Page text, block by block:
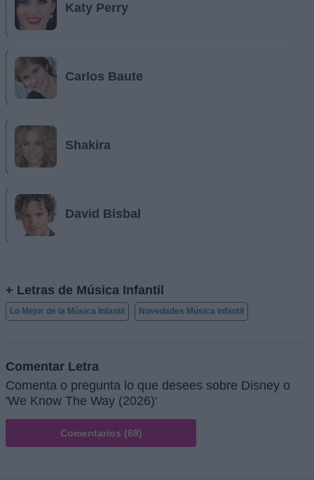
Katy Perry
Carlos Baute
Shakira
David Bisbal
+ Letras de Música Infantil
Lo Mejor de la Música Infantil Novedades Música Infantil
Comentar Letra
Comenta o pregunta lo que desees sobre Disney o
'We Know The Way (2026)'
Comentarios (68)